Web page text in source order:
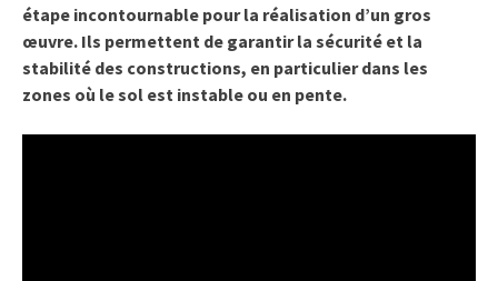
étape incontournable pour la réalisation d’un gros
œuvre. Ils permettent de garantir la sécurité et la
stabilité des constructions, en particulier dans les
zones où le sol est instable ou en pente.